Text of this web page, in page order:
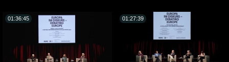
01:36:45 01:27:39